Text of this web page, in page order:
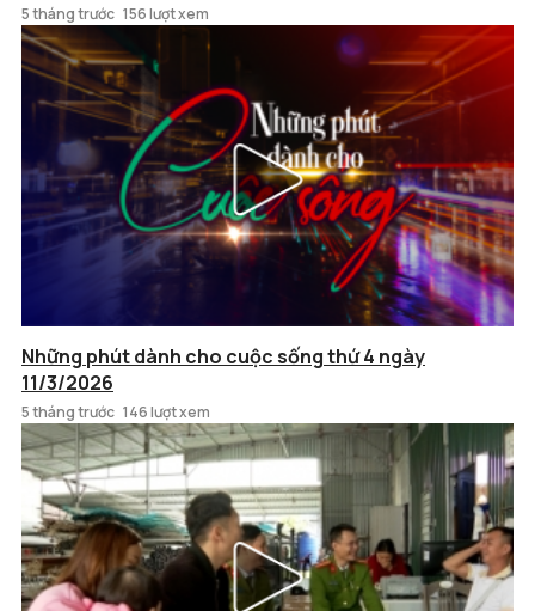
5 tháng trước 156 lượt xem
Những phút dành cho cuộc sống thứ 4 ngày
11/3/2026
5 tháng trước 146 lượt xem